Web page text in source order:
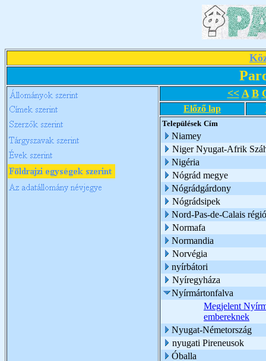
<< A B
Előző lap
Települések Cím
Niamey
Niger Nyugat-Afrik
Nigéria
Nógrád megye
Nógrádgárdony
Nógrádsipek
Nord-Pas-de-Calais régió
Normafa
Normandia
Norvégia
nyírbátori
Nyíregyháza
Nyírmártonfalva
Megjelent
embereknek
Nyugat-Németország
nyugati Pireneusok
Óballa